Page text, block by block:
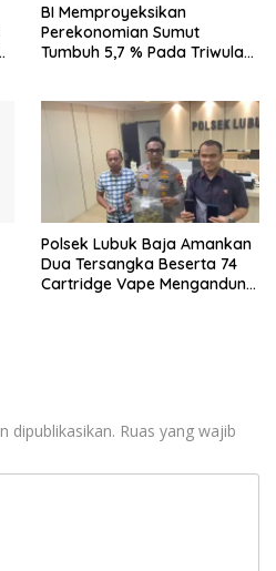
BI Memproyeksikan
Perekonomian Sumut
Tumbuh 5,7 % Pada Triwulan
Polsek Lubuk Baja Amankan
Dua Tersangka Beserta 74
Cartridge Vape Mengandung
dipublikasikan. Ruas yang wajib